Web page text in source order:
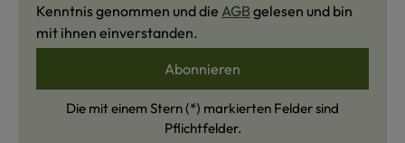
Kenntnis genommen und die AGB gelesen und bin
mit ihnen einverstanden.
Abonnieren
Die mit einem Stern (*) markierten Felder sind
Pflichtfelder.